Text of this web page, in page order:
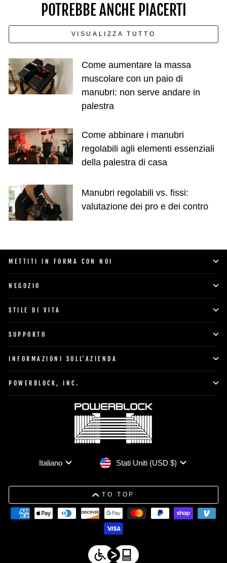
POTREBBE ANCHE PIACERTI
VISUALIZZA TUTTO
Come aumentare la massa
muscolare con un paio di
manubri: non serve andare in
palestra
Come abbinare i manubri
regolabili agli elementi essenziali
della palestra di casa
Manubri regolabili vs. fissi:
valutazione dei pro e dei contro
METTITI IN FORMA CON NOI
NEGOZIO
STILE DI VITA
SUPPORTO
INFORMAZIONI SULL'AZIENDA
POWERBLOCK, INC.
Lingua
Italiano Valuta Stati Uniti (USD $)
TO TOP